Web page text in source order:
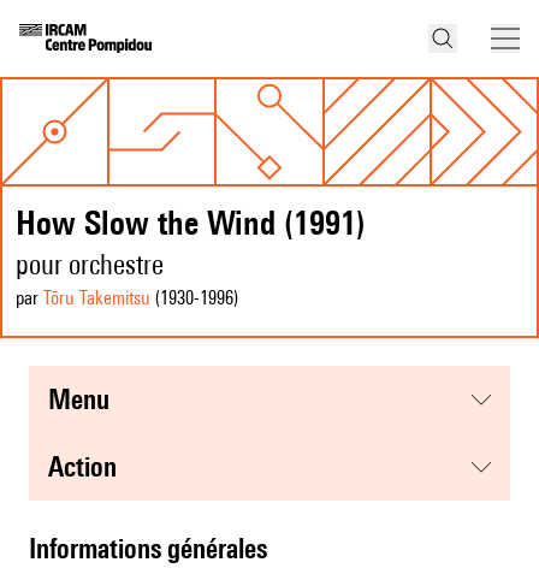
How Slow the Wind (1991)
pour orchestre
par Tōru Takemitsu (1930-1996)
menu
action
informations générales